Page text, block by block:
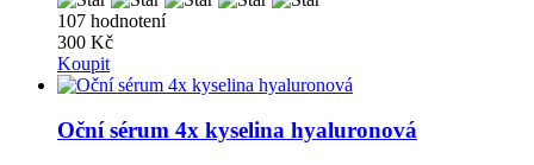
107 hodnotení
300 Kč
Koupit
Oční sérum 4x kyselina hyaluronová